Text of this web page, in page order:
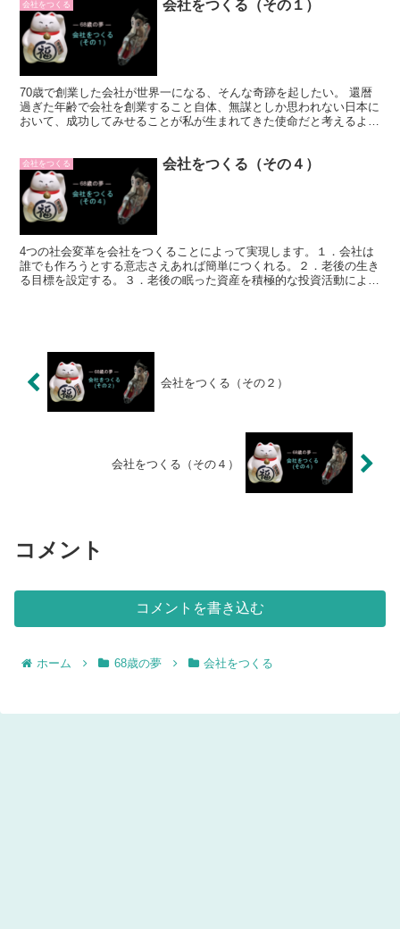
会社をつくる 会社をつくる（その１）
70歳で創業した会社が世界一になる、そんな奇跡を起したい。 還暦
過ぎた年齢で会社を創業すること自体、無謀としか思われない日本に
おいて、成功してみせることが私が生まれてきた使命だと考えるよう
会社をつくる 会社をつくる（その４）
4つの社会変革を会社をつくることによって実現します。１．会社は
誰でも作ろうとする意志さえあれば簡単につくれる。２．老後の生き
る目標を設定する。３．老後の眠った資産を積極的な投資活動により
会社をつくる（その２）
会社をつくる（その４）
コメント
コメントを書き込む
ホーム 68歳の夢 会社をつくる